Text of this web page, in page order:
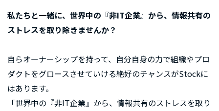
私たちと一緒に、世界中の『非IT企業』から、情報共有の
ストレスを取り除きませんか？
自らオーナーシップを持って、自分自身の力で組織やプロ
ダクトをグロースさせていける絶好のチャンスがStockに
はあります。
「世界中の『非IT企業』から、情報共有のストレスを取り